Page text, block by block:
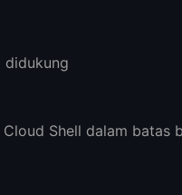
didukung
Shell dalam batas